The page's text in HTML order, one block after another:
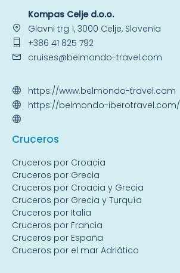
Kompas Celje d.o.o.
Glavni trg 1, 3000 Celje, Slovenia
+386 41 825 792
cruises@belmondo-travel.com
https://www.belmondo-travel.com
https://belmondo-iberotravel.com/
Cruceros
Cruceros por Croacia
Cruceros por Grecia
Cruceros por Croacia y Grecia
Cruceros por Grecia y Turquía
Cruceros por Italia
Cruceros por Francia
Cruceros por España
Cruceros por el mar Adriático